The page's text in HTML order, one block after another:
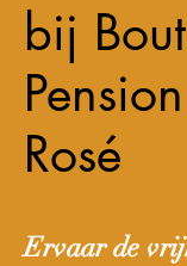
bij
Rosé
Ervaar de